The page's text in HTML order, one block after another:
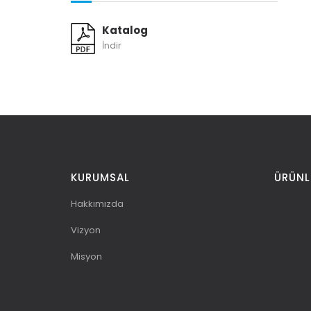
Katalog
İndir
KURUMSAL
Hakkımızda
Vizyon
Misyon